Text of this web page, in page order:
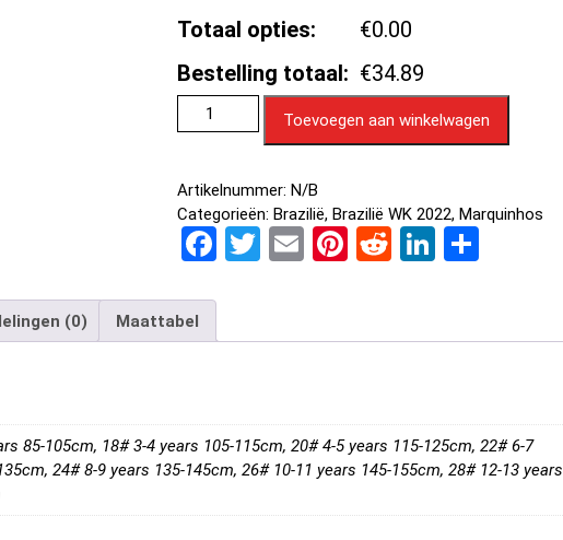
Totaal opties:
€0.00
Bestelling totaal: €34.89
Toevoegen aan winkelwagen
Artikelnummer: N/B
Categorieën: Brazilië, Brazilië WK 2022, Marquinhos
F
ce
b
o
k
T
er
E Pi
es
R
di
Li
dI
D
n
(0) Maattabel
85-105cm, 18# 3-4 years 105-115cm, 20# 4-5 years 115-125cm, 22# 6-7
24# 8-9 years 135-145cm, 26# 10-11 years 145-155cm, 28# 12-13 years